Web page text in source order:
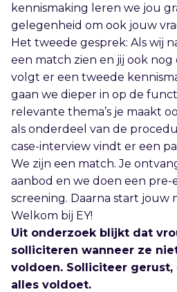
kennismaking leren we jou
gelegenheid om ook jouw
Het tweede gesprek: Als wij
een match zien en jij ook
volgt er een tweede
gaan we dieper in op de
relevante thema’s je maakt
als onderdeel van de
case-interview vindt er een
We zijn een match. Je
aanbod en we doen een
screening. Daarna start jouw
Welkom bij EY!
Uit onderzoek blijkt dat
solliciteren wanneer ze
voldoen. Solliciteer gerust,
alles voldoet.